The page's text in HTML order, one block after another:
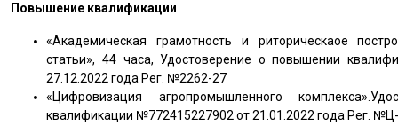
Повышение квалификации
«Академическая грамотность и риторическаое
статьи», 44 часа, Удостоверение о повышении
27.12.2022 года Рег. №2262-27
«Цифровизация агропромышленного
квалификации №772415227902 от 21.01.2022 года Рег.